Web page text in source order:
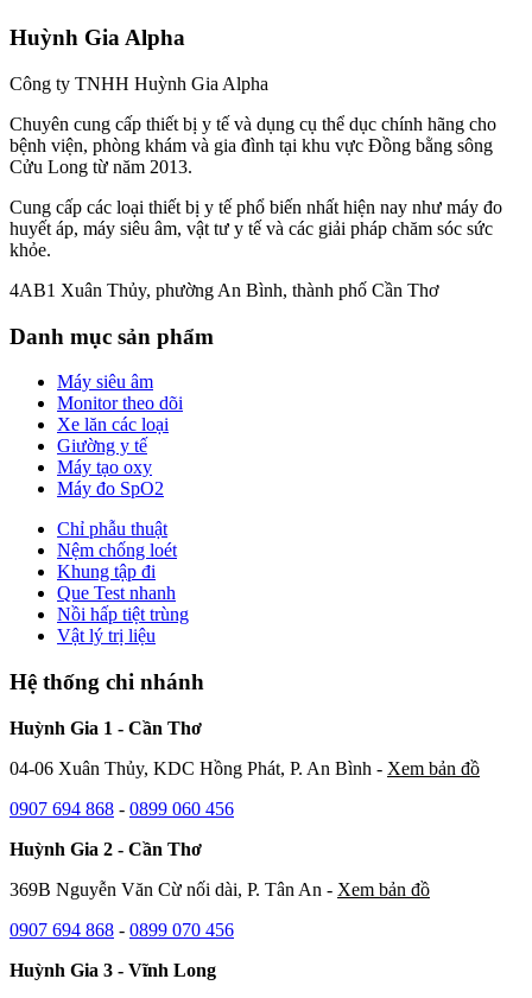
Huỳnh Gia Alpha
Công ty TNHH Huỳnh Gia Alpha
Chuyên cung cấp thiết bị y tế và dụng cụ thể dục chính hãng cho
bệnh viện, phòng khám và gia đình tại khu vực Đồng bằng sông
Cửu Long từ năm 2013.
Cung cấp các loại thiết bị y tế phổ biến nhất hiện nay như máy đo
huyết áp, máy siêu âm, vật tư y tế và các giải pháp chăm sóc sức
khỏe.
4AB1 Xuân Thủy, phường An Bình, thành phố Cần Thơ
Danh mục sản phẩm
Máy siêu âm
Monitor theo dõi
Xe lăn các loại
Giường y tế
Máy tạo oxy
Máy đo SpO2
Chỉ phẫu thuật
Nệm chống loét
Khung tập đi
Que Test nhanh
Nồi hấp tiệt trùng
Vật lý trị liệu
Hệ thống chi nhánh
Huỳnh Gia 1 - Cần Thơ
04-06 Xuân Thủy, KDC Hồng Phát, P. An Bình - Xem bản đồ
0907 694 868 - 0899 060 456
Huỳnh Gia 2 - Cần Thơ
369B Nguyễn Văn Cừ nối dài, P. Tân An - Xem bản đồ
0907 694 868 - 0899 070 456
Huỳnh Gia 3 - Vĩnh Long